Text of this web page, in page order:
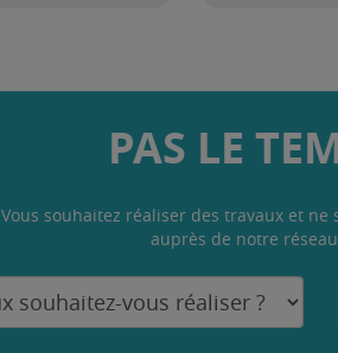
PAS LE
Vous souhaitez réaliser des travaux et
auprès de notre